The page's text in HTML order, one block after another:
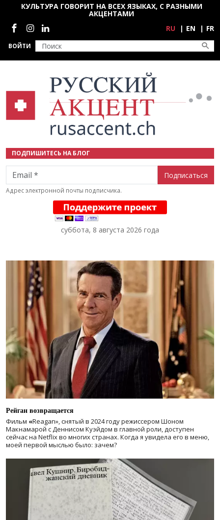
Перейти к основному содержанию
ВОЙТИ
КУЛЬТУРА ГОВОРИТ НА ВСЕХ ЯЗЫКАХ, С РАЗНЫМИ
АКЦЕНТАМИ
Социальные сети
RU EN FR
ПОДПИШИТЕСЬ НА БЛОГ
Email
Адрес электронной почты подписчика.
суббота, 8 августа 2026 года
Рейган возвращается
Фильм «Reagan», снятый в 2024 годурежиссером Шоном
Макнамарой с Деннисом Куэйдом в главной роли, доступен
сейчас на Netflix во многих странах. Когда я увидела его в меню,
моей первой мыслью было: зачем?